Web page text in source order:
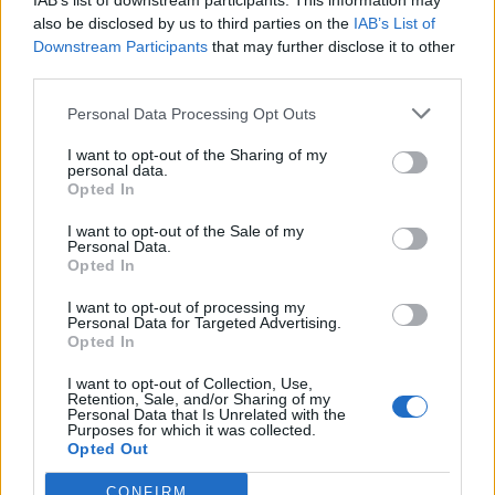
also be disclosed by us to third parties on the IAB’s List of
Downstream Participants that may further disclose it to other
Personal Data Processing Opt Outs
I want to opt-out of the Sharing of my
personal data.
Opted In
I want to opt-out of the Sale of my
Personal Data.
Opted In
I want to opt-out of processing my
Personal Data for Targeted Advertising.
Opted In
I want to opt-out of Collection, Use,
Retention, Sale, and/or Sharing of my
Personal Data that Is Unrelated with the
Purposes for which it was collected.
Opted Out
CONFIRM
TAIP PAT SKAITYKITE
Laisvalaikis
Ar jums pakaks
išradingumo teisingai
išspręsti matematinį
galvosūkį, panaudojant
tik vieną degtuką?
Laisvalaikis
Aiškiaregės pranašystė:
karo pabaigą Ukrainoje
(11)